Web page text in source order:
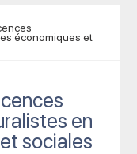
économiques et
en
sociales